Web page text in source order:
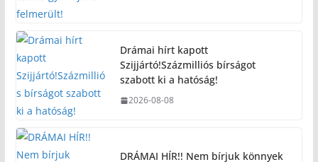
Drámai hírt kapott
Szijjártó!Százmilliós bírságot
szabott ki a hatóság!
2026-08-08
DRÁMAI HÍR!! Nem bírjuk könnyek